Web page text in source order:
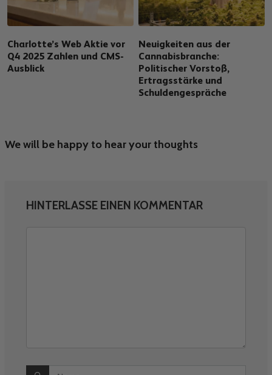
Charlotte’s Web Aktie vor
Q4 2025 Zahlen und CMS-
Ausblick
Neuigkeiten aus der
Cannabisbranche:
Politischer Vorstoß,
Ertragsstärke und
Schuldengespräche
We will be happy to hear your thoughts
HINTERLASSE EINEN KOMMENTAR